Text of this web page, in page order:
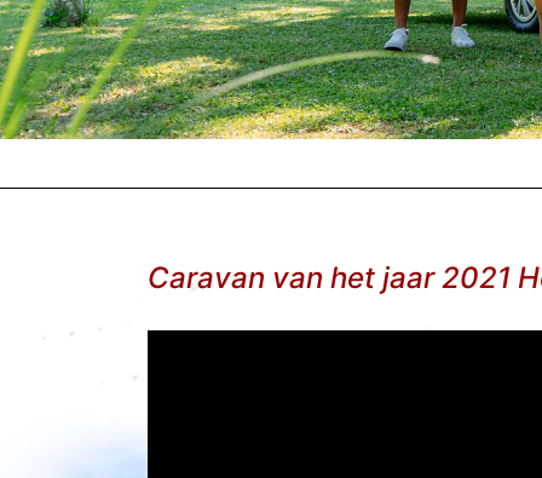
Caravan van het jaar 2021